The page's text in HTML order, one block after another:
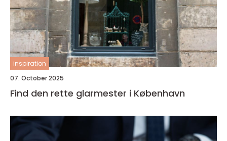
inspiration
07. October 2025
Find den rette glarmester i København